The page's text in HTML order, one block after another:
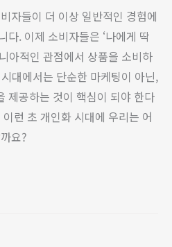
자들이 더 이상 일반적인 경험에
다. 이제 소비자들은 ‘나에게 딱
아적인 관점에서 상품을 소비하
대에서는 단순한 마케팅이 아닌,
제공하는 것이 핵심이 되야 한다
런 초 개인화 시대에 우리는 어
요?